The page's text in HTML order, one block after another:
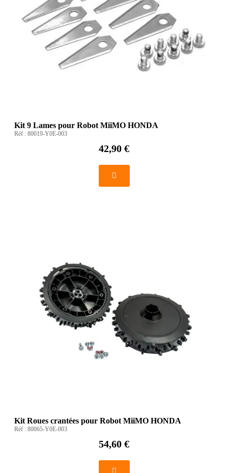
Kit 9 Lames pour Robot MiiMO HONDA
Réf : 80019-Y0E-003
42,90 €
Kit Roues crantées pour Robot MiiMO HONDA
Réf : 80065-Y0E-003
54,60 €